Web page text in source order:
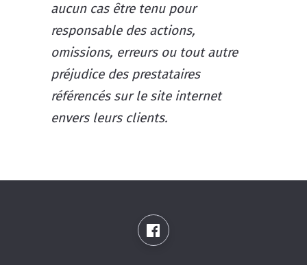
aucun cas être tenu pour
responsable des actions,
omissions, erreurs ou tout autre
préjudice des prestataires
référencés sur le site internet
envers leurs clients.